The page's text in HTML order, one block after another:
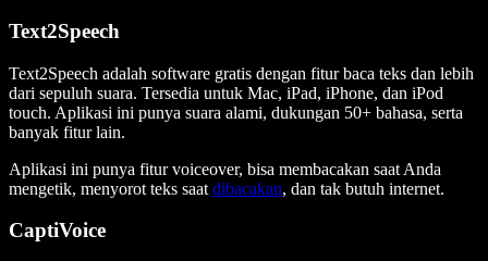
Text2Speech
Text2Speech adalah software gratis dengan fitur baca teks dan lebih
dari sepuluh suara. Tersedia untuk Mac, iPad, iPhone, dan iPod
touch. Aplikasi ini punya suara alami, dukungan 50+ bahasa, serta
banyak fitur lain.
Aplikasi ini punya fitur voiceover, bisa membacakan saat Anda
mengetik, menyorot teks saat dibacakan, dan tak butuh internet.
CaptiVoice